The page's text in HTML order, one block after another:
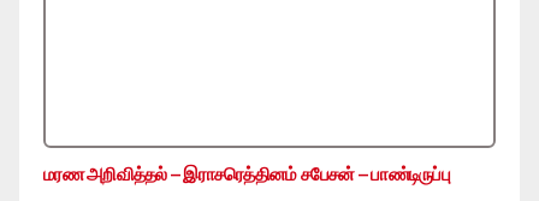
மரண அறிவித்தல் – இராசரெத்தினம் சபேசன் – பாண்டிருப்பு